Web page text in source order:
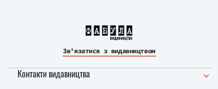
Зв’язатися з видавництвом
Контакти видавництва